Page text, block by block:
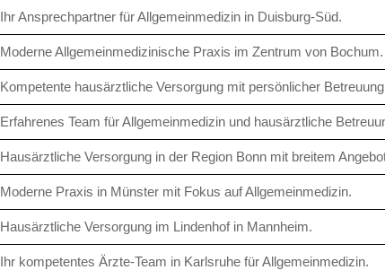
Ihr Ansprechpartner für Allgemeinmedizin in Duisburg-Süd.
Moderne Allgemeinmedizinische Praxis im Zentrum von Bochum.
Kompetente hausärztliche Versorgung mit persönlicher
Erfahrenes Team für Allgemeinmedizin und hausärztliche
Hausärztliche Versorgung in der Region Bonn mit breitem
Moderne Praxis in Münster mit Fokus auf Allgemeinmedizin.
Hausärztliche Versorgung im Lindenhof in Mannheim.
Ihr kompetentes Ärzte-Team in Karlsruhe für Allgemeinmedizin.